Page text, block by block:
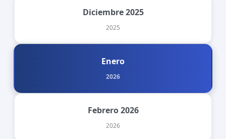
Diciembre 2025
2025
Enero
2026
Febrero 2026
2026